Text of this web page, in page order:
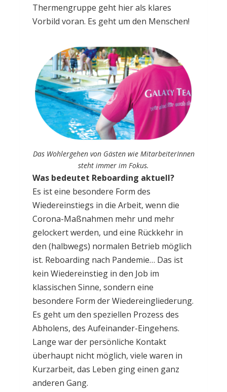
Thermengruppe geht hier als klares
Vorbild voran. Es geht um den Menschen!
Das Wohlergehen von Gästen wie MitarbeiterInnen
steht immer im Fokus.
Was bedeutet Reboarding aktuell?
Es ist eine besondere Form des
Wiedereinstiegs in die Arbeit, wenn die
Corona-Maßnahmen mehr und mehr
gelockert werden, und eine Rückkehr in
den (halbwegs) normalen Betrieb möglich
ist. Reboarding nach Pandemie… Das ist
kein Wiedereinstieg in den Job im
klassischen Sinne, sondern eine
besondere Form der Wiedereingliederung.
Es geht um den speziellen Prozess des
Abholens, des Aufeinander-Eingehens.
Lange war der persönliche Kontakt
überhaupt nicht möglich, viele waren in
Kurzarbeit, das Leben ging einen ganz
anderen Gang.